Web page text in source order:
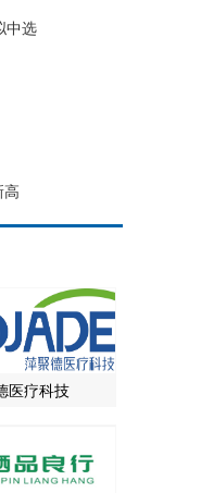
中选
高
医疗科技